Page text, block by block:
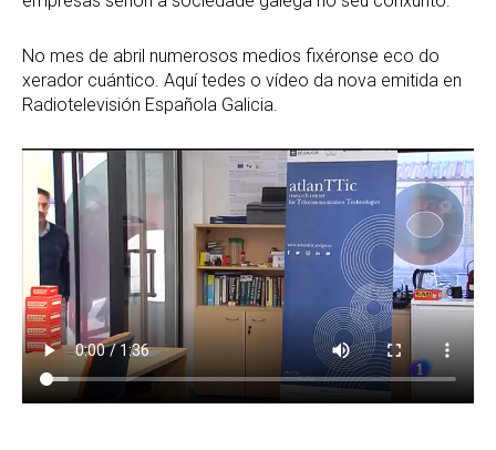
No mes de abril numerosos medios fixéronse eco do
xerador cuántico. Aquí tedes o vídeo da nova emitida en
Radiotelevisión Española Galicia.